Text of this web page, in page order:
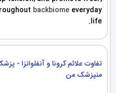
backbiome everyday
life.
تفاوت علائم کرونا و آنفلوانزا -
منپزشک من